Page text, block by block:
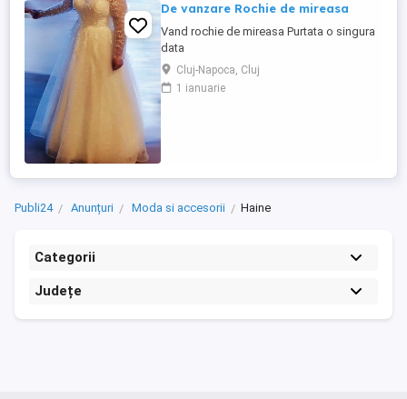
De vanzare Rochie de mireasa
Vand rochie de mireasa Purtata o singura
data
Cluj-Napoca, Cluj
1 ianuarie
Publi24 Anunțuri Moda si accesorii Haine
Categorii
Județe